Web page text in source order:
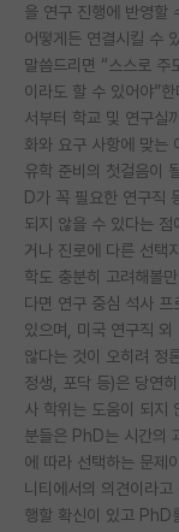
을 연구 진행에 반영할
어떻게든 연결시킬 수
말씀드리면 “스스로 주
이라도 할 수 있어야”
서부터 학교 및 연구실
화와 요구 사항에 맞는
유학 준비의 첫걸음이
D가 꼭 필요한 연구직
되지 않을 수 있다는
거나 진로에 다른 선택
학도 충분히 고려해볼
다면 연구 중심 석사
있으며, 미국 연구직
않다는 것이 오히려 정
정생, 포닥 등)은 당연
사 학위는 도움이 되지
분들은 PhD는 시간의
에 따라 선택하는 문제
니티에서의 의견이라
행할 확신이 있고 PhD